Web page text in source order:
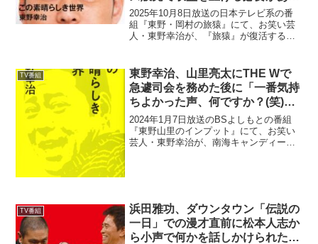
と告白「不自然に謎の色違いの帽
子をかぶって…」
2025年10月8日放送の日本テレビ系の番
組『東野・岡村の旅猿』にて、お笑い芸
人・東野幸治が、『旅猿』が復活するも
た。岡村隆史：僕、聞くところによる
と、ビジネス的なこと...
TV番組
東野幸治、山里亮太にTHE Wで
急遽司会を務めた後に「一番気持
ちよかった声、何ですか？(笑)」
と質問
2024年1月7日放送のBSよしもとの番組
『東野山里のインプット』にて、お笑い
芸人・東野幸治が、南海キャンディー
TV番組
浜田雅功、ダウンタウン「伝説の
一日」での漫才直前に松本人志か
ら小声で何かを話しかけられたが